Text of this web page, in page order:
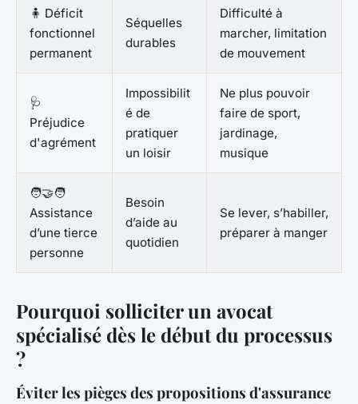
🧍 Déficit
fonctionnel
permanent
Séquelles
durables
Difficulté à
marcher, limitation
de mouvement
🩺
Préjudice
d'agrément
Impossibilit
é de
pratiquer
un loisir
Ne plus pouvoir
faire de sport,
jardinage,
musique
🧑‍🤝‍🧑
Assistance
d’une tierce
personne
Besoin
d’aide au
quotidien
Se lever, s’habiller,
préparer à manger
Pourquoi solliciter un avocat
spécialisé dès le début du processus
?
Éviter les pièges des propositions d'assurance